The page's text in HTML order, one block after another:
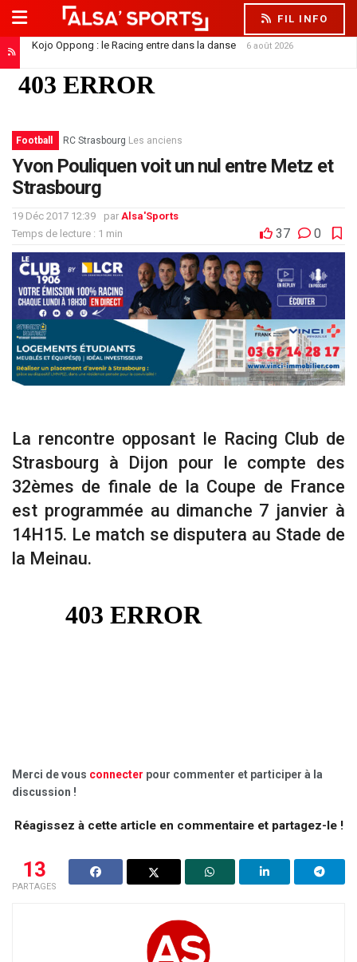
FIL INFO
Kojo Oppong : le Racing entre dans la danse 6 août 2026
Football RC Strasbourg Les anciens
Yvon Pouliquen voit un nul entre Metz et
Strasbourg
19 Déc 2017 12:39 par Alsa'Sports
Temps de lecture : 1 min
37 0
La rencontre opposant le Racing Club de
Strasbourg à Dijon pour le compte des
32èmes de finale de la Coupe de France
est programmée au dimanche 7 janvier à
14H15. Le match se disputera au Stade de
la Meinau.
Merci de vous connecter pour commenter et participer à la
discussion !
Réagissez à cette article en commentaire et partagez-le !
13
PARTAGES